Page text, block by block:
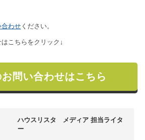
合わせ ください。
こちらをクリック↓
問い合わせはこちら
ハウスリスタ メディア 担当ライタ
ー